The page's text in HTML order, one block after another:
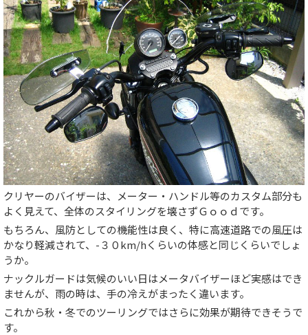
クリヤーのバイザーは、メーター・ハンドル等のカスタム部分も
よく見えて、全体のスタイリングを壊さずＧｏｏｄです。
もちろん、風防としての機能性は良く、特に高速道路での風圧は
かなり軽減されて、-３０km/hくらいの体感と同じくらいでしょ
うか。
ナックルガードは気候のいい日はメータバイザーほど実感はでき
ませんが、雨の時は、手の冷えがまったく違います。
これから秋・冬でのツーリングではさらに効果が期待できそうで
す。